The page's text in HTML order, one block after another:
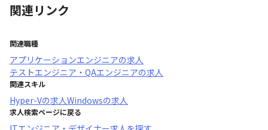
関連リンク
関連職種
アプリケーションエンジニアの求人
テストエンジニア・QAエンジニアの求人
関連スキル
Hyper-Vの求人Windowsの求人
求人検索ページに戻る